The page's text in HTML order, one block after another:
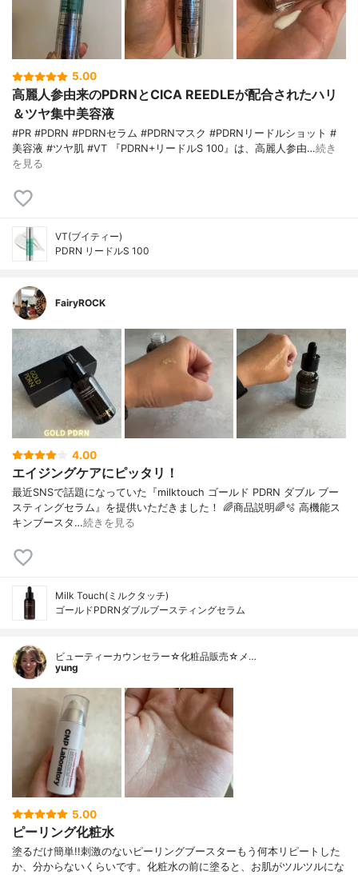
5.00
高麗人参由来のPDRNとCICA REEDLEが配合されたハリ
＆ツヤ集中美容液
#PR #PDRN #PDRNセラム #PDRNマスク #PDRNリードルショット #
美容液 #ツヤ肌 #VT 『PDRN+リードルS 100』は、高麗人参由…続き
を見る
VT(ブイティー)
PDRN リードルS 100
FairyROCK
4.00
エイジングケアにピッタリ！
最近SNSで話題になっていた『milktouch ゴールド PDRN ダブル ブー
スティングセラム』を提供いただきました！ 🌈商品説明🌈🫧 高機能ス
キンブースタ…続きを見る
Milk Touch(ミルクタッチ)
ゴールドPDRNダブルブースティングセラム
ビューティーカウンセラー☆化粧品販売☆メ…
yung
5.00
ピーリング化粧水
塗るだけ簡単!!刺激のないピーリングブースターもう何本リピートした
か、分からないくらいです。化粧水の前に塗ると、お肌がツルツルにな